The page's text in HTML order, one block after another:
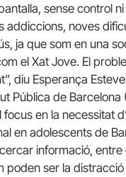
sense control
addiccions, noves
ja que som en una
el Xat Jove. El
diu Esperança
Pública de
en la necessitat
en adolescents de
informació,
ser la